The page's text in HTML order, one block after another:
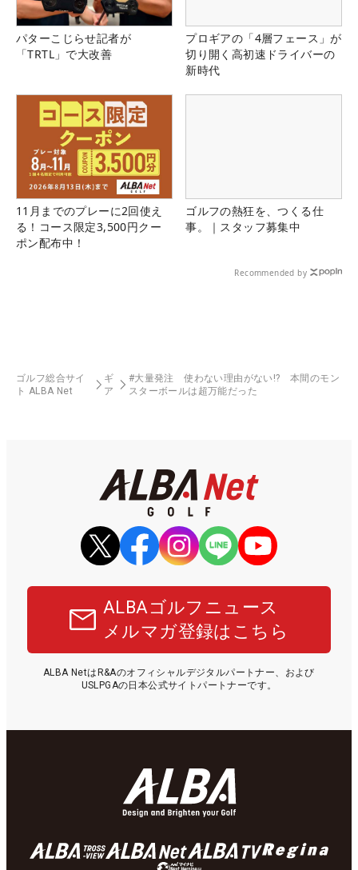
パターこじらせ記者が
「TRTL」で大改善
プロギアの「4層フェース」が
切り開く高初速ドライバーの
新時代
11月までのプレーに2回使え
る！コース限定3,500円クー
ポン配布中！
ゴルフの熱狂を、つくる仕
事。｜スタッフ募集中
Recommended by
ゴルフ総合サイ
ト ALBA Net
ギ
ア
#大量発注 使わない理由がない!? 本間のモン
スターボールは超万能だった
ALBAゴルフニュース
メルマガ登録はこちら
ALBA NetはR&Aのオフィシャルデジタルパートナー、および
USLPGAの日本公式サイトパートナーです。